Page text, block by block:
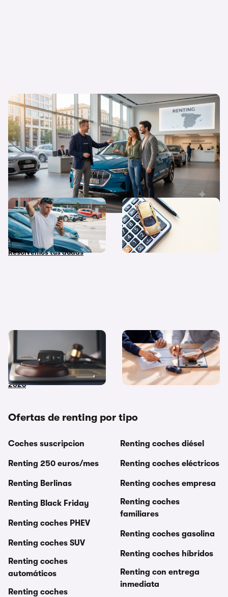
Flexibilidad o propiedad: ¿Por qué el
renting triunfa cada vez más en España?
¿Qué diferencias hay entre
coche nuevo, coche de
stock y coche de Km 0?
Resolvemos tus dudas
Quiero un coche nuevo… ¿lo
pago al contado o financio
su compra?
Coches de subasta pública:
dónde y cómo comprar
coches embargados en
2026
Diferencias entre
financiación y renting ¿Cuál
me interesa más?
Ofertas de renting por tipo
Coches suscripcion
Renting 250 euros/mes
Renting Berlinas
Renting Black Friday
Renting coches PHEV
Renting coches SUV
Renting coches
automáticos
Renting coches
Renting coches diésel
Renting coches eléctricos
Renting coches empresa
Renting coches
familiares
Renting coches gasolina
Renting coches híbridos
Renting con entrega
inmediata